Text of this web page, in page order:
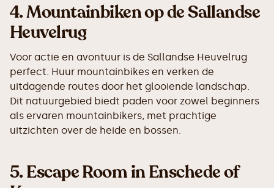
4.Mountainbiken op de Sallandse
Heuvelrug
Voor actie en avontuur is de Sallandse Heuvelrug
perfect. Huur mountainbikes en verken de
uitdagende routes door het glooiende landschap.
Dit natuurgebied biedt paden voor zowel beginners
als ervaren mountainbikers, met prachtige
uitzichten over de heide en bossen.
5.Escape Room in Enschede of